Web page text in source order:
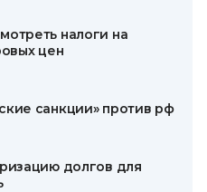
налоги на
цен
санкции» против рф
долгов для